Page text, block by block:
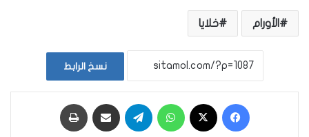
الأورام خلايا
نسخ الرابط